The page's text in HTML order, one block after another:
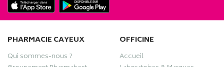
PHARMACIE CAYEUX
Qui sommes-nous ?
OFFICINE
Accueil